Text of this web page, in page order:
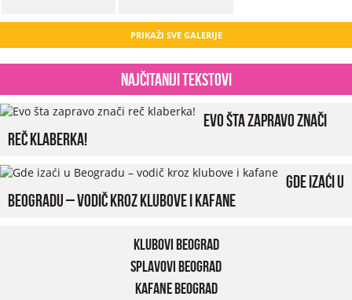
PRIKAŽI SVE GALERIJE
Najčitaniji tekstovi
Evo šta zapravo znači
reč klaberka!
Gde izaći u
Beogradu – vodič kroz klubove i kafane
Klubovi Beograd
Splavovi Beograd
Kafane Beograd